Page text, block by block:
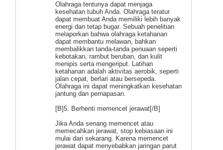
Olahraga tentunya dapat menjaga
kesehatan tubuh Anda. Olahraga teratur
dapat membuat Anda memiliki lebih banyak
energi dan tetap bugar. Sebuah penelitian
melaporkan bahwa olahraga ketahanan
dapat membantu melawan, bahkan
membalikkan tanda-tanda penuaan seperti
kebotakan, rambut beruban, dan kulit
menipis serta mengeriput. Latihan
ketahanan adalah aktivitas aerobik, seperti
jalan cepat, berlari atau bersepeda.
Olahraga ini dapat meningkatkan kesehatan
jantung dan pernapasan.
[B]5. Berhenti memencet jerawat[/B]
Jika Anda senang memencet atau
memecahkan jerawat, stop kebiasaan ini
mulai dari sekarang. Karena memencet
jerawat dapat menyebabkan jaringan parut